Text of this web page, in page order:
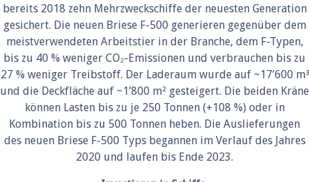
bereits 2018 zehn Mehrzweckschiffe der neuesten Generation
gesichert. Die neuen Briese F-500 generieren gegenüber dem
meistverwendeten Arbeitstier in der Branche, dem F-Typen,
bis zu 40 % weniger CO₂-Emissionen und verbrauchen bis zu
27 % weniger Treibstoff. Der Laderaum wurde auf ~17’600 m³
und die Deckfläche auf ~1’800 m² gesteigert. Die beiden Kräne
können Lasten bis zu je 250 Tonnen (+108 %) oder in
Kombination bis zu 500 Tonnen heben. Die Auslieferungen
des neuen Briese F-500 Typs begannen im Verlauf des Jahres
2020 und laufen bis Ende 2023.